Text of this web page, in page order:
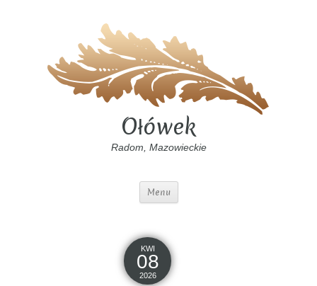
Ołówek
Radom, Mazowieckie
Menu
KWI
08
2026